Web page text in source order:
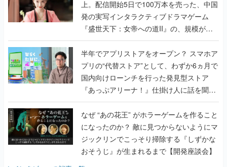
うこだわりをプロデューサーに聞いた
半年でアプリストアをオープン？ スマホア
プリの“代替ストア”として、わずか6ヵ月で
国内向けローンチを行った発見型ストア
『あっぷアリーナ！』仕掛け人に話を聞い
てみた
なぜ “あの花王” がホラーゲームを作ること
になったのか？ 敵に見つからないようにマ
ジックリンでこっそり掃除する『しずかな
おそうじ』が生まれるまで【開発座談会】
インタビューの記事一覧